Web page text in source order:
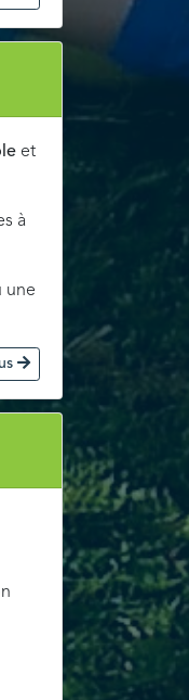
et
à
une